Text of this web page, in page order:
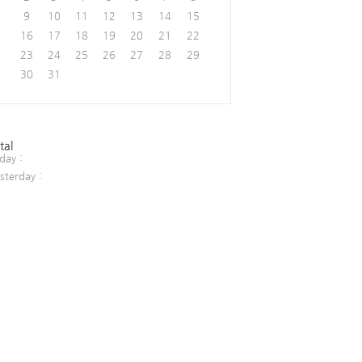
9
10 11 12 13 14
15
16
17 18 19 20 21
22
23
24 25 26 27 28
29
30
31
:
: